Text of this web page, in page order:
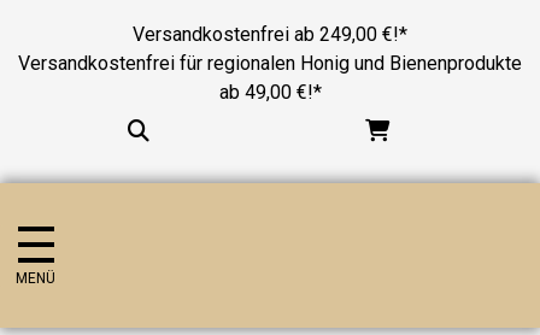
Versandkostenfrei ab 249,00 €!*
Versandkostenfrei für regionalen Honig und Bienenprodukte
ab 49,00 €!*
MENÜ